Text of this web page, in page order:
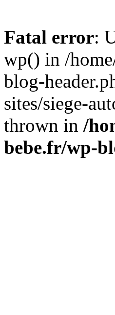
Fatal error:
wp() in /
blog-
sites/siege-
thrown in /
bebe.fr/wp-